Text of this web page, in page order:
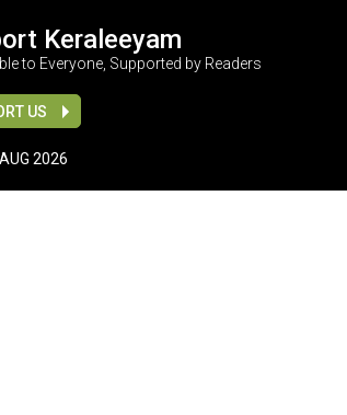
Keraleeyam
to Everyone, Supported by Readers
US
2026